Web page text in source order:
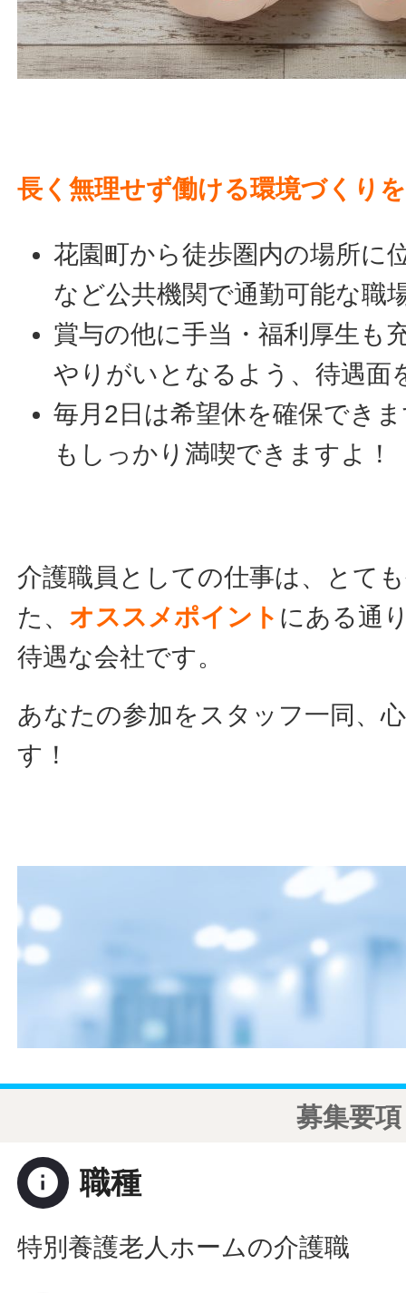
長く無理せず働ける環境づくり
花園町から徒歩圏内の場所に
など公共機関で通勤可能な職
賞与の他に手当・福利厚生も
やりがいとなるよう、待遇面
毎月2日は希望休を確保でき
もしっかり満喫できますよ！
介護職員としての仕事は、とて
た、 オススメポイント にある通
待遇な会社です。
あなたの参加をスタッフ一同、
す！
募集要項
info 職種
特別養護老人ホームの介護職